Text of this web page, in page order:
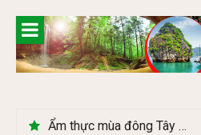
content
Ẩm thực mùa đông Tây Bắc có gì đặc biệt